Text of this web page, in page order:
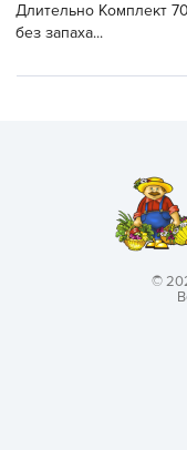
Длительно Комплект
без запаха...
©